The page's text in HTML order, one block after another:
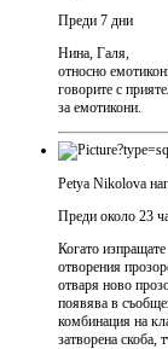
Преди 7 дни
Нина, Галя,
относно
говорите с
за емотикони.
Petya Nikolova
Преди около 23
Когато
отворения
отваря ново
появява в
комбинация на
затворена скоба,